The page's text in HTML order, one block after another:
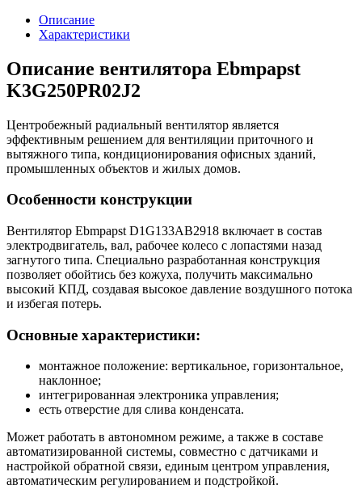
Описание
Характеристики
Описание вентилятора Ebmpapst
K3G250PR02J2
Центробежный радиальный вентилятор является
эффективным решением для вентиляции приточного и
вытяжного типа, кондиционирования офисных зданий,
промышленных объектов и жилых домов.
Особенности конструкции
Вентилятор Ebmpapst D1G133AB2918 включает в состав
электродвигатель, вал, рабочее колесо с лопастями назад
загнутого типа. Специально разработанная конструкция
позволяет обойтись без кожуха, получить максимально
высокий КПД, создавая высокое давление воздушного потока
и избегая потерь.
Основные характеристики:
монтажное положение: вертикальное, горизонтальное,
наклонное;
интегрированная электроника управления;
есть отверстие для слива конденсата.
Может работать в автономном режиме, а также в составе
автоматизированной системы, совместно с датчиками и
настройкой обратной связи, единым центром управления,
автоматическим регулированием и подстройкой.